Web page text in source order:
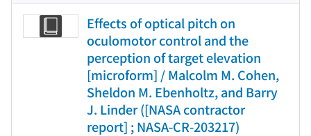
Effects of optical pitch on
oculomotor control and the
perception of target elevation
[microform] / Malcolm M. Cohen,
Sheldon M. Ebenholtz, and Barry
J. Linder ([NASA contractor
report] ; NASA-CR-203217)